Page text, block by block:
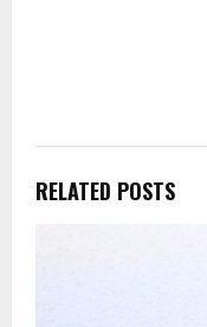
RELATED POSTS